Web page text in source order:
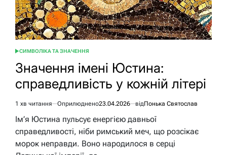
ОПУБЛІКУВАТИ
СИМВОЛІКА ТА ЗНАЧЕННЯ
Значення імені Юстина:
справедливість у кожній літері
Орієнтовний
час
1 хв читання Оприлюднено23.04.2026 відПонька Святослав
Ім’я Юстина пульсує енергією давньої
справедливості, ніби римський меч, що розсікає
морок неправди. Воно народилося в серці